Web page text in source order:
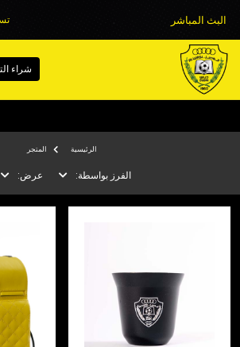
البث المباشر
شراء
الرئيسية المتجر
الفرز بواسطة: عرض: